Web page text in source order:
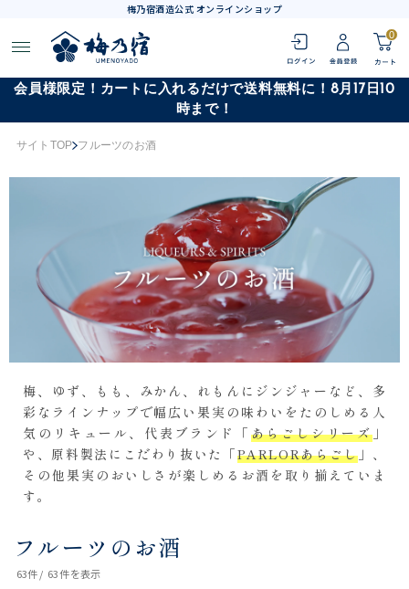
梅乃宿酒造公式 オンラインショップ
0
会員様限定！カートに入れるだけで送料無料に！8月17日10
時まで！
サイトTOP フルーツのお酒
梅、ゆず、もも、みかん、れもんにジンジャーなど、多
彩なラインナップで幅広い果実の味わいをたのしめる人
気のリキュール、代表ブランド「 あらごしシリーズ」
や、原料製法にこだわり抜いた「PARLORあらごし」、
その他果実のおいしさが楽しめるお酒を取り揃えていま
す。
フルーツのお酒
63件 / 63件を表示